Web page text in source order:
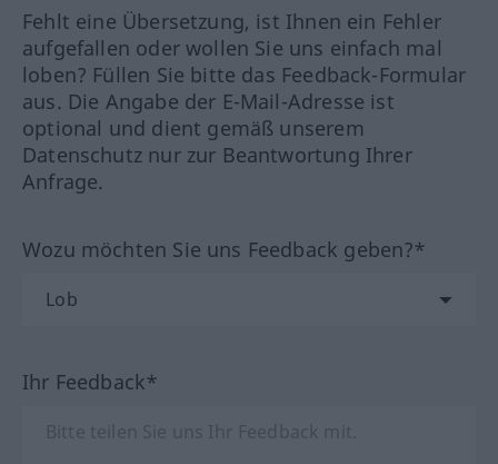
Fehlt eine Übersetzung, ist Ihnen ein Fehler
aufgefallen oder wollen Sie uns einfach mal
loben? Füllen Sie bitte das Feedback-Formular
aus. Die Angabe der E-Mail-Adresse ist
optional und dient gemäß unserem
Datenschutz nur zur Beantwortung Ihrer
Anfrage.
Wozu möchten Sie uns Feedback geben?*
Ihr Feedback*